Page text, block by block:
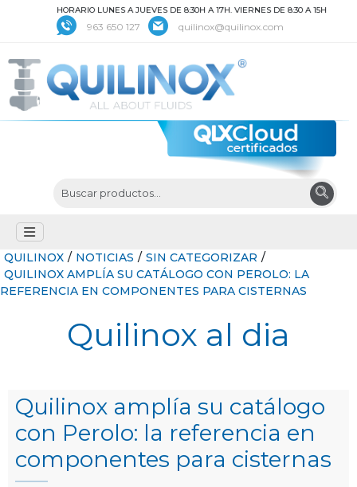
HORARIO LUNES A JUEVES DE 8:30H A 17H. VIERNES DE 8:30 A 15H
963 650 127 quilinox@quilinox.com
QUILINOX / NOTICIAS / SIN CATEGORIZAR /
QUILINOX AMPLÍA SU CATÁLOGO CON PEROLO: LA
REFERENCIA EN COMPONENTES PARA CISTERNAS
Quilinox al dia
Quilinox amplía su catálogo
con Perolo: la referencia en
componentes para cisternas